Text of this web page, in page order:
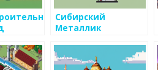
Сибирский
Металлик